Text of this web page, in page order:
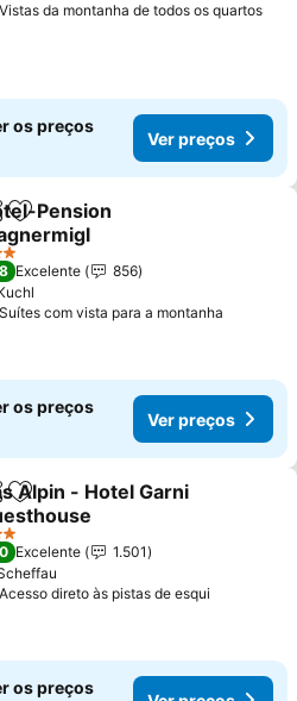
Vistas da montanha de todos os quartos
os preços
Ver preços
Adicionar aos favoritos
Pension
preços
Excelente
856
Suítes com vista para a montanha
os preços
Ver preços
Adicionar aos favoritos
Alpin - Hotel Garni
preços
Excelente
1.501
Acesso direto às pistas de esqui
os preços